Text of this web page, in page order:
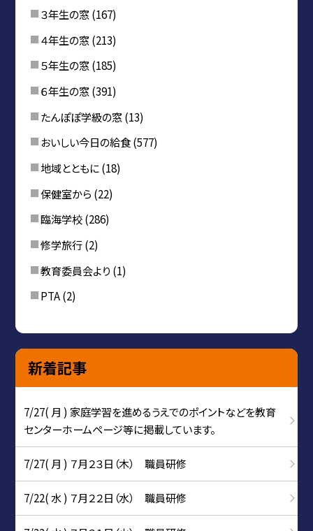
３年生の窓(167)
４年生の窓(213)
５年生の窓(185)
６年生の窓(391)
たんぽぽ学級の窓(13)
おいしい今日の給食(577)
地域とともに(18)
保健室から (22)
臨海学校(286)
修学旅行(2)
教育委員会より (1)
PTA(2)
新着記事
7/27( 月 ) 家庭学習を進めるうえでのポイントなどを教育
センターホームページ等に掲載しています。
7/27( 月 ) ７月２３日（木） 職員研修
7/22( 水 ) ７月２２日（水） 職員研修